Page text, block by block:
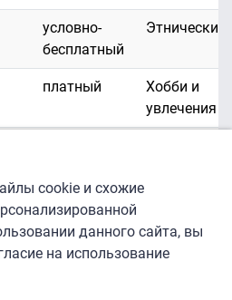
условно-
бесплатный
Этнические
платный
Хобби и
увлечения
платный
платный
cookie и схожие
данного сайта, вы
на использование